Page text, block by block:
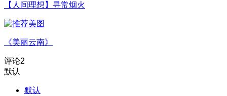
【人间理想】寻常烟火
《美丽云南》
评论2
默认
默认